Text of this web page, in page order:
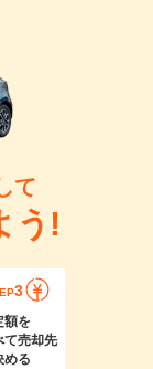
て
う!
3
額を
て売却先
める